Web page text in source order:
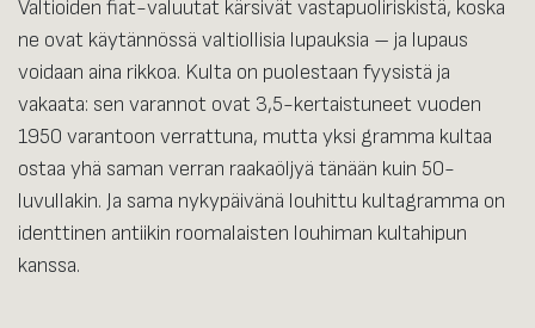
Valtioiden fiat-valuutat kärsivät vastapuoliriskistä, koska
ne ovat käytännössä valtiollisia lupauksia – ja lupaus
voidaan aina rikkoa. Kulta on puolestaan fyysistä ja
vakaata: sen varannot ovat 3,5-kertaistuneet vuoden
1950 varantoon verrattuna, mutta yksi gramma kultaa
ostaa yhä saman verran raakaöljyä tänään kuin 50-
luvullakin. Ja sama nykypäivänä louhittu kultagramma on
identtinen antiikin roomalaisten louhiman kultahipun
kanssa.